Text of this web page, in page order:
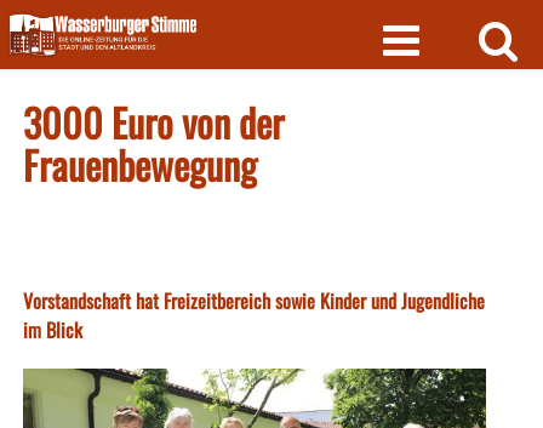
Skip
to
content
3000 Euro von der
Frauenbewegung
Vorstandschaft hat Freizeitbereich sowie Kinder und Jugendliche
im Blick